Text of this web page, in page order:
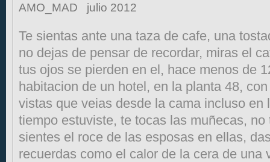
AMO_MAD julio 2012
Te sientas ante una taza de cafe, una
no dejas de pensar de recordar, miras el
tus ojos se pierden en el, hace menos de
habitacion de un hotel, en la planta 48,
vistas que veias desde la cama incluso en
tiempo estuviste, te tocas las muñecas,
sientes el roce de las esposas en ellas,
recuerdas como el calor de la cera de una